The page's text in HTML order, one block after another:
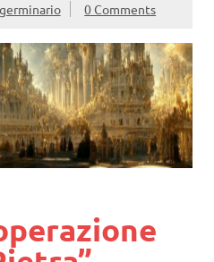
0 Comments